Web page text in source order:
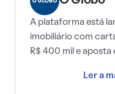
A plataforma está
imobiliário com
R$ 400 mil e
Ler a